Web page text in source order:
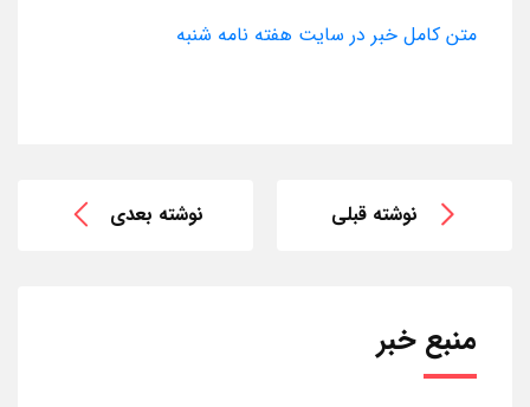
متن کامل خبر در سایت هفته نامه شنبه
نوشته قبلی نوشته بعدی
منبع خبر